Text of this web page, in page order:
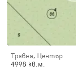
Трявна, Център
4998 кв.м.